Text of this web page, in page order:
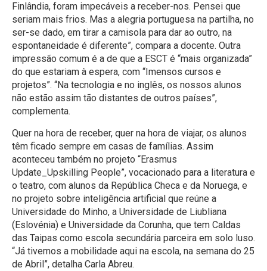
Finlândia, foram impecáveis a receber-nos. Pensei que
seriam mais frios. Mas a alegria portuguesa na partilha, no
ser-se dado, em tirar a camisola para dar ao outro, na
espontaneidade é diferente”, compara a docente. Outra
impressão comum é a de que a ESCT é “mais organizada”
do que estariam à espera, com “Imensos cursos e
projetos”. “Na tecnologia e no inglês, os nossos alunos
não estão assim tão distantes de outros países”,
complementa.
Quer na hora de receber, quer na hora de viajar, os alunos
têm ficado sempre em casas de famílias. Assim
aconteceu também no projeto “Erasmus
Update_Upskilling People”, vocacionado para a literatura e
o teatro, com alunos da República Checa e da Noruega, e
no projeto sobre inteligência artificial que reúne a
Universidade do Minho, a Universidade de Liubliana
(Eslovénia) e Universidade da Corunha, que tem Caldas
das Taipas como escola secundária parceira em solo luso.
“Já tivemos a mobilidade aqui na escola, na semana do 25
de Abril”, detalha Carla Abreu.